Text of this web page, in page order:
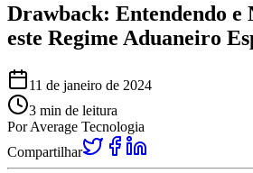
Drawback: Entendendo e
este Regime Aduaneiro
11 de janeiro de 2024
3 min de leitura
PorAverage Tecnologia
Compartilhar